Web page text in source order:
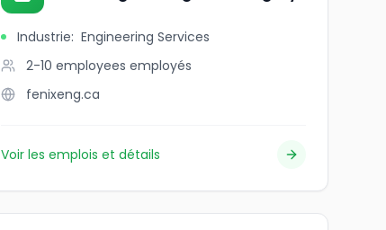
Industrie: Engineering Services
2-10 employees employés
fenixeng.ca
Voir les emplois et détails